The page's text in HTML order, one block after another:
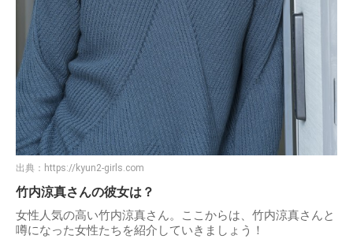
出典： https://kyun2-girls.com
竹内涼真さんの彼女は？
女性人気の高い竹内涼真さん。ここからは、竹内涼真さんと
噂になった女性たちを紹介していきましょう！